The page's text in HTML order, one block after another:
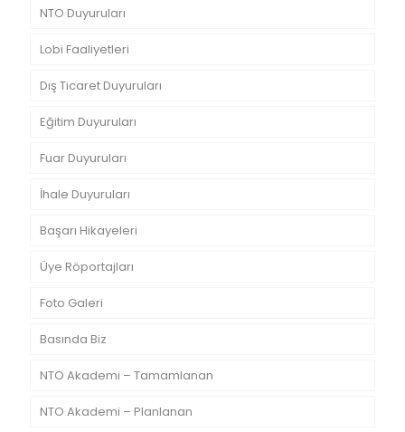
NTO Duyuruları
Lobi Faaliyetleri
Dış Ticaret Duyuruları
Eğitim Duyuruları
Fuar Duyuruları
İhale Duyuruları
Başarı Hikayeleri
Üye Röportajları
Foto Galeri
Basında Biz
NTO Akademi – Tamamlanan
NTO Akademi – Planlanan